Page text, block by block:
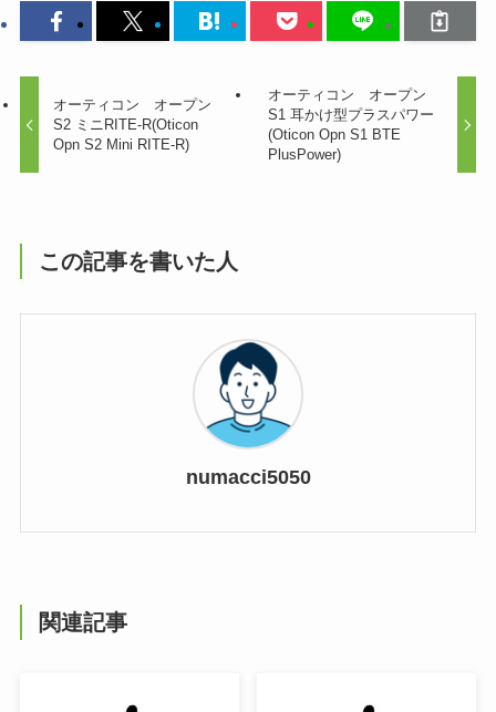
オーティコン オープン
S2 ミニRITE-R(Oticon
Opn S2 Mini RITE-R)
オーティコン オープン
S1 耳かけ型プラスパワー
(Oticon Opn S1 BTE
PlusPower)
この記事を書いた人
numacci5050
関連記事